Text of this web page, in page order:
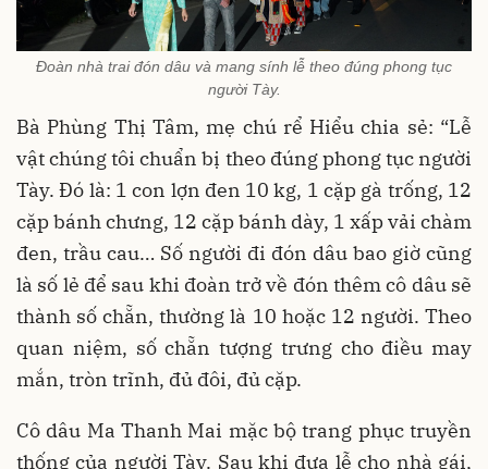
Đoàn nhà trai đón dâu và mang sính lễ theo đúng phong tục
người Tày.
Bà Phùng Thị Tâm, mẹ chú rể Hiểu chia sẻ: “Lễ
vật chúng tôi chuẩn bị theo đúng phong tục người
Tày. Đó là: 1 con lợn đen 10 kg, 1 cặp gà trống, 12
cặp bánh chưng, 12 cặp bánh dày, 1 xấp vải chàm
đen, trầu cau… Số người đi đón dâu bao giờ cũng
là số lẻ để sau khi đoàn trở về đón thêm cô dâu sẽ
thành số chẵn, thường là 10 hoặc 12 người. Theo
quan niệm, số chẵn tượng trưng cho điều may
mắn, tròn trĩnh, đủ đôi, đủ cặp.
Cô dâu Ma Thanh Mai mặc bộ trang phục truyền
thống của người Tày. Sau khi đưa lễ cho nhà gái,